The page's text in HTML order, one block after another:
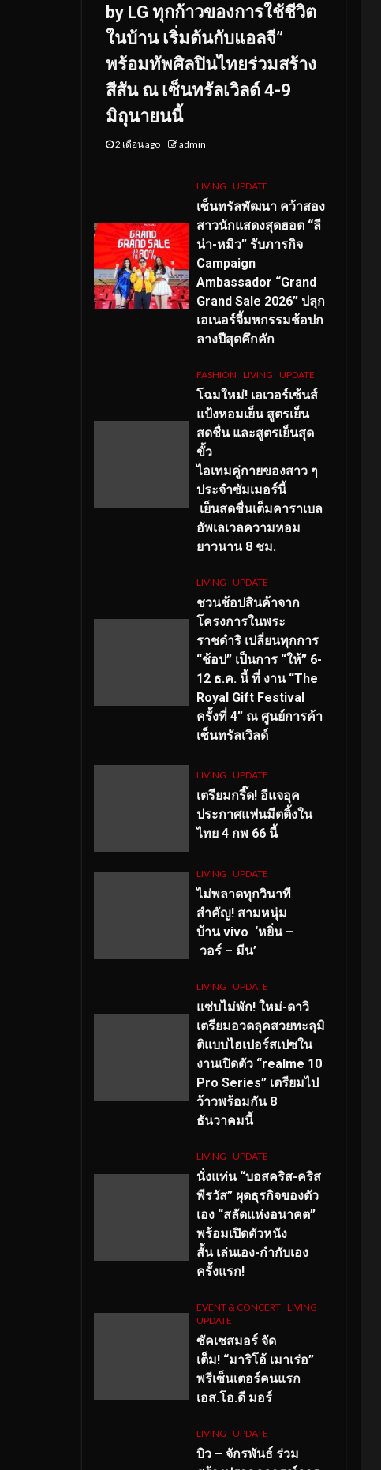
by LG ทุกก้าวของการใช้ชีวิต
ในบ้าน เริ่มต้นกับแอลจี”
พร้อมทัพศิลปินไทยร่วมสร้าง
สีสัน ณ เซ็นทรัลเวิลด์ 4-9
มิถุนายนนี้
2 เดือน ago admin
LIVING UPDATE
เซ็นทรัลพัฒนา คว้าสอง
สาวนักแสดงสุดฮอต “ลี
น่า-หมิว” รับภารกิจ
Campaign
Ambassador “Grand
Grand Sale 2026” ปลุก
เอเนอร์จี้มหกรรมช้อปก
ลางปีสุดคึกคัก
FASHION LIVING UPDATE
โฉมใหม่! เอเวอร์เซ้นส์
แป้งหอมเย็น สูตรเย็น
สดชื่น และสูตรเย็นสุด
ขั้ว
ไอเทมคู่กายของสาว ๆ
ประจำซัมเมอร์นี้
เย็นสดชื่นเต็มคาราเบล
อัพเลเวลความหอม
ยาวนาน 8 ชม.
LIVING UPDATE
ชวนช้อปสินค้าจาก
โครงการในพระ
ราชดำริ เปลี่ยนทุกการ
“ช้อป” เป็นการ “ให้” 6-
12 ธ.ค. นี้ ที่ งาน “The
Royal Gift Festival
ครั้งที่ 4” ณ ศูนย์การค้า
เซ็นทรัลเวิลด์
LIVING UPDATE
เตรียมกรี๊ด! อีแจอุค
ประกาศแฟนมีตติ้งใน
ไทย 4 กพ 66 นี้
LIVING UPDATE
ไม่พลาดทุกวินาที
สำคัญ! สามหนุ่ม
บ้าน vivo ‘หยิ่น –
วอร์ – มีน’
LIVING UPDATE
แซ่บไม่พัก! ใหม่-ดาวิ
เตรียมอวดลุคสวยทะลุมิ
ติแบบไฮเปอร์สเปซใน
งานเปิดตัว “realme 10
Pro Series” เตรียมไป
ว้าวพร้อมกัน 8
ธันวาคมนี้
LIVING UPDATE
นั่งแท่น “บอสคริส-คริส
พีรวัส” ผุดธุรกิจของตัว
เอง “สลัดแห่งอนาคต”
พร้อมเปิดตัวหนัง
สั้น เล่นเอง-กำกับเอง
ครั้งแรก!
EVENT & CONCERT LIVING
UPDATE
ซัคเซสมอร์ จัด
เต็ม! “มาริโอ้ เมาเร่อ”
พรีเซ็นเตอร์คนแรก
เอส.โอ.ดี มอร์
LIVING UPDATE
บิว – จักรพันธ์ ร่วม